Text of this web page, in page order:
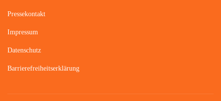
Pressekontakt
Impressum
Datenschutz
Barrierefreiheitserklärung